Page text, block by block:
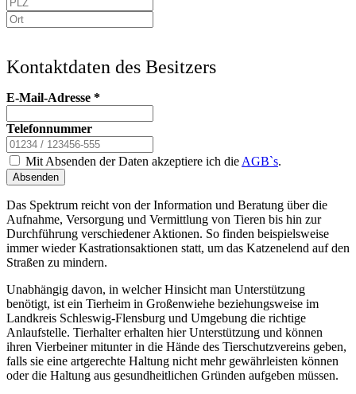
Kontaktdaten des Besitzers
E-Mail-Adresse *
Telefonnummer
Mit Absenden der Daten akzeptiere ich die AGB`s.
Absenden
Das Spektrum reicht von der Information und Beratung über die
Aufnahme, Versorgung und Vermittlung von Tieren bis hin zur
Durchführung verschiedener Aktionen. So finden beispielsweise
immer wieder Kastrationsaktionen statt, um das Katzenelend auf den
Straßen zu mindern.
Unabhängig davon, in welcher Hinsicht man Unterstützung
benötigt, ist ein Tierheim in Großenwiehe beziehungsweise im
Landkreis Schleswig-Flensburg und Umgebung die richtige
Anlaufstelle. Tierhalter erhalten hier Unterstützung und können
ihren Vierbeiner mitunter in die Hände des Tierschutzvereins geben,
falls sie eine artgerechte Haltung nicht mehr gewährleisten können
oder die Haltung aus gesundheitlichen Gründen aufgeben müssen.